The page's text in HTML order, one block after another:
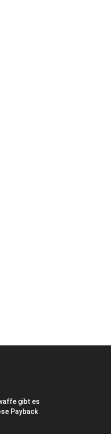
gibt es
Payback